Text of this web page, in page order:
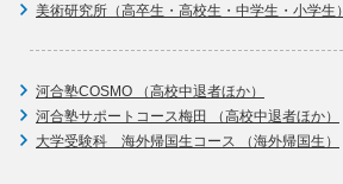
美術研究所（高卒生・高校生・中学生・小学生）
河合塾COSMO （高校中退者ほか）
河合塾サポートコース梅田 （高校中退者ほか）
大学受験科 海外帰国生コース （海外帰国生）